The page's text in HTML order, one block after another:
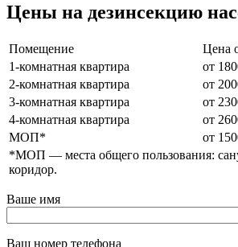
Цены на дезинсекцию
Помещение
Цена
1-комнатная квартира
от
2-комнатная квартира
от
3-комнатная квартира
от
4-комнатная квартира
от
МОП*
от
*МОП — места общего пользования:
коридор.
Ваше имя
Ваш номер телефона